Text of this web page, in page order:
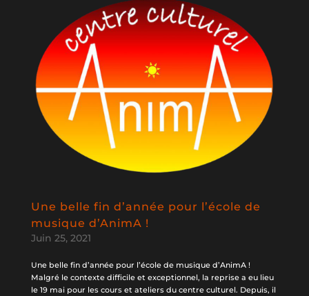
Une belle fin d’année pour l’école de
musique d’AnimA !
Juin 25, 2021
Une belle fin d’année pour l’école de musique d’AnimA !
Malgré le contexte difficile et exceptionnel, la reprise a eu lieu
le 19 mai pour les cours et ateliers du centre culturel. Depuis, il